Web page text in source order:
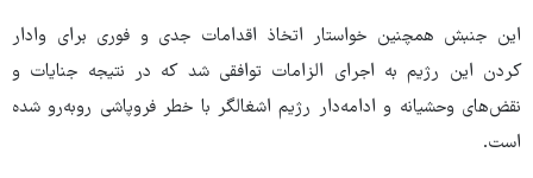
این جنبش همچنین خواستار اتخاذ اقدامات جدی و فوری برای وادار
کردن این رژیم به اجرای الزامات توافقی شد که در نتیجه جنایات و
نقض‌های وحشیانه و ادامه‌دار رژیم اشغالگر با خطر فروپاشی روبه‌رو شده
است.